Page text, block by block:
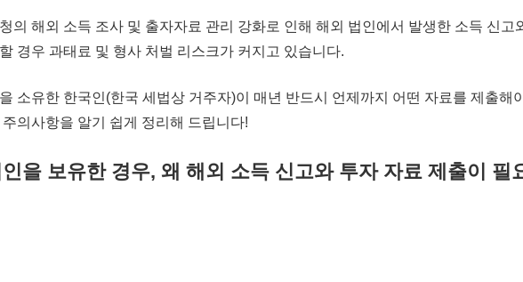
의 해외 소득 조사 및 출자자료 관리 강화로 인해 해외 법인에서 발생한 소득 신고
경우 과태료 및 형사 처벌 리스크가 커지고 있습니다.
소유한 한국인(한국 세법상 거주자)이 매년 반드시 언제까지 어떤 자료를 제출해
의사항을 알기 쉽게 정리해 드립니다!
을 보유한 경우, 왜 해외 소득 신고와 투자 자료 제출이 필